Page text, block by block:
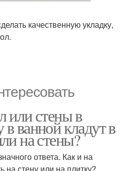
качественную укладку,
или стены в
ванной кладут в
на стены?
ответа. Как и на
стену или на плитку?